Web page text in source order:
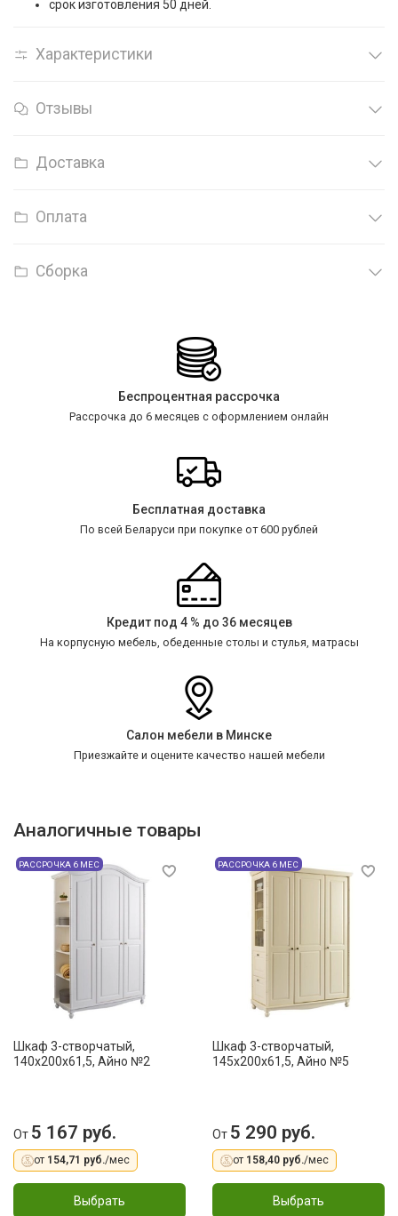
срок изготовления 50 дней.
Характеристики
Отзывы
Доставка
Оплата
Сборка
Беспроцентная рассрочка
Рассрочка до 6 месяцев с оформлением онлайн
Бесплатная доставка
По всей Беларуси при покупке от 600 рублей
Кредит под 4 % до 36 месяцев
На корпусную мебель, обеденные столы и стулья, матрасы
Салон мебели в Минске
Приезжайте и оцените качество нашей мебели
Аналогичные товары
РАССРОЧКА 6 МЕС
Шкаф 3-створчатый,
140x200x61,5, Айно №2
От 5 167 руб.
от 154,71 руб./мес
Выбрать
РАССРОЧКА 6 МЕС
Шкаф 3-створчатый,
145x200x61,5, Айно №5
От 5 290 руб.
от 158,40 руб./мес
Выбрать